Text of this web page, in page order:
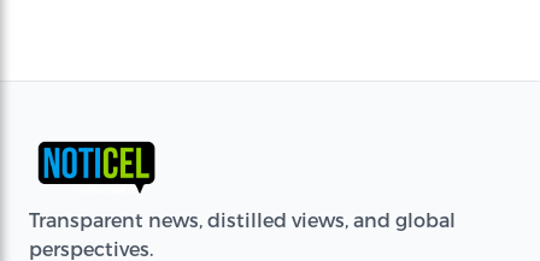
Transparent news, distilled views, and global
perspectives.